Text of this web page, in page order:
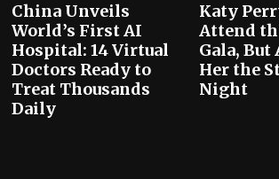
China Unveils
World’s First AI
Hospital: 14 Virtual
Doctors Ready to
Treat Thousands
Daily
Katy
Attend
Gala, But
Her the
Night